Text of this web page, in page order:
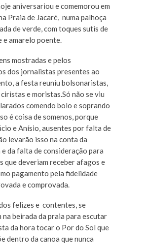
aniversariou e comemorou em
Praia de Jacaré, numa palhoça
de verde, com toques sutis de
e amarelo poente.
mostradas e pelos
dos jornalistas presentes ao
a festa reuniu bolsonaristas,
e moristas.Só não se viu
comendo bolo e soprando
é coisa de somenos, porque
e Anísio, ausentes por falta de
levarão isso na conta da
da falta de consideração para
que deveriam receber afagos e
pagamento pela fidelidade
e comprovada.
felizes e contentes, se
na beirada da praia para escutar
da hora tocar o Por do Sol que
dentro da canoa que nunca